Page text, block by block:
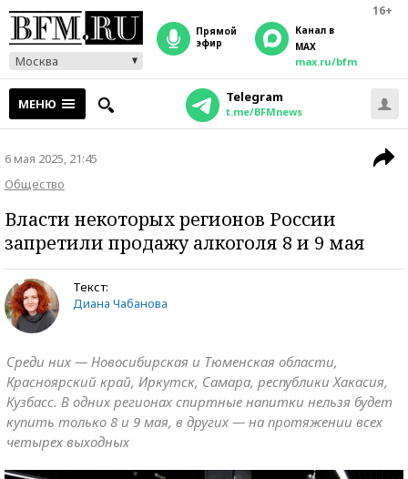
16+
Москва
прямой
эфир
Канал в
MAX
max.ru/bfm
МЕНЮ Telegram
t.me/BFMnews
6 мая 2025, 21:45
Общество
Власти некоторых регионов России
запретили продажу алкоголя 8 и 9 мая
Текст:
Диана Чабанова
Среди них — Новосибирская и Тюменская области,
Красноярский край, Иркутск, Самара, республики Хакасия,
Кузбасс. В одних регионах спиртные напитки нельзя будет
купить только 8 и 9 мая, в других — на протяжении всех
четырех выходных